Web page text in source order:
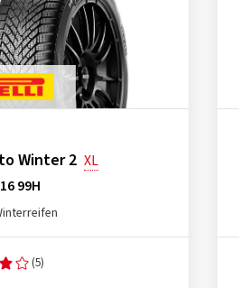
Winter 2 XL
99H
(5)